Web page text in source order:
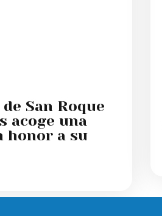
San Roque
acoge una
honor a su